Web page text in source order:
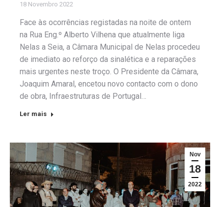
18 Novembro 2022
Face às ocorrências registadas na noite de ontem
na Rua Eng.º Alberto Vilhena que atualmente liga
Nelas a Seia, a Câmara Municipal de Nelas procedeu
de imediato ao reforço da sinalética e a reparações
mais urgentes neste troço. O Presidente da Câmara,
Joaquim Amaral, encetou novo contacto com o dono
de obra, Infraestruturas de Portugal…
Ler mais
Nov
18
2022